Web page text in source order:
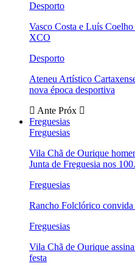
Desporto
Vasco Costa e Luís
XCO
Desporto
Ateneu Artístico
nova época desportiva
Ante Próx
Freguesias
Freguesias
Vila Chã de Ourique
Junta de Freguesia nos
Freguesias
Rancho Folclórico
Freguesias
Vila Chã de Ourique
festa